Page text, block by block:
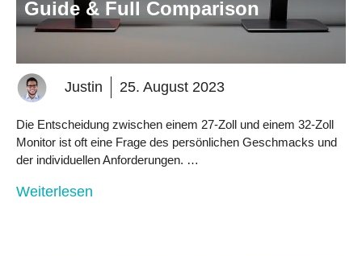
Guide & Full Comparison
Justin 25. August 2023
Die Entscheidung zwischen einem 27-Zoll und einem 32-Zoll
Monitor ist oft eine Frage des persönlichen Geschmacks und
der individuellen Anforderungen. …
Weiterlesen